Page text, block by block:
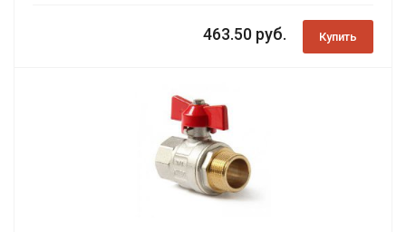
463.50 руб. Купить